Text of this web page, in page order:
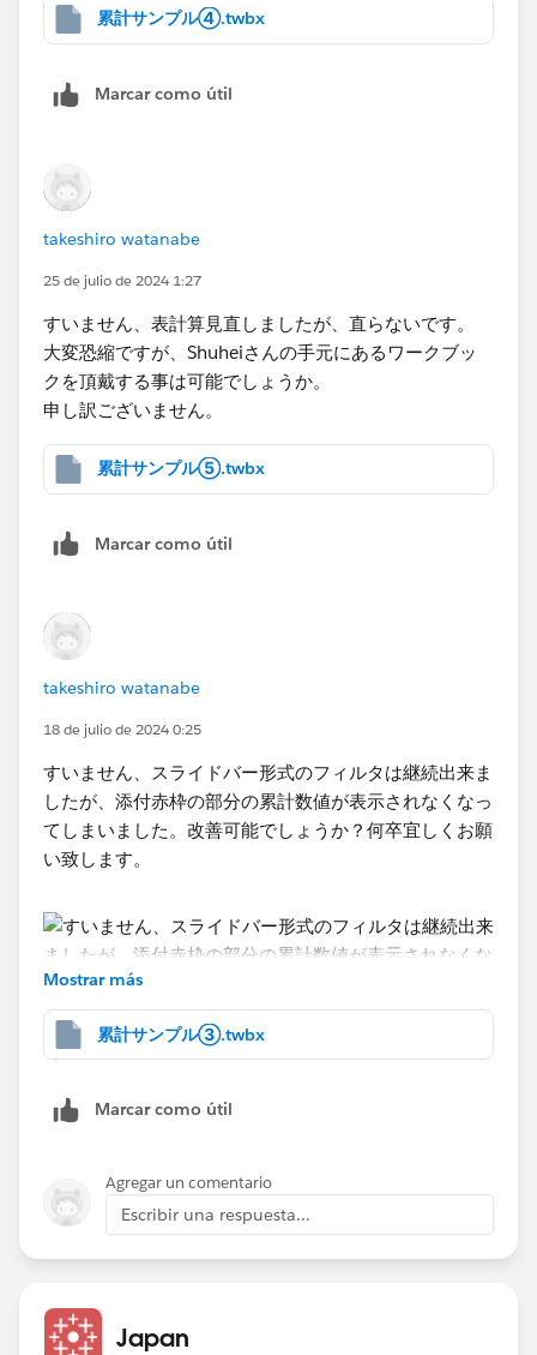
にしたい。
＞
ダー日])}
＞END
＞という式を考えましたが、エラーが出てしまい、他の
方法でも上手くいきません。やり方が分かる方がいまし
たら、ご指導お願い致します。
累計サンプル④.twbx
Marcar como útil
takeshiro watanabe
25 de julio de 2024 1:27
すいません、表計算見直しましたが、直らないです。
大変恐縮ですが、Shuheiさんの手元にあるワークブッ
クを頂戴する事は可能でしょうか。
申し訳ございません。
累計サンプル⑤.twbx
Marcar como útil
takeshiro watanabe
18 de julio de 2024 0:25
すいません、スライドバー形式のフィルタは継続出来ま
したが、添付赤枠の部分の累計数値が表示されなくなっ
てしまいました。改善可能でしょうか？何卒宜しくお願
い致します。
Mostrar más
累計サンプル③.twbx
Marcar como útil
Agregar un comentario
Escribir una respuesta...
Japan